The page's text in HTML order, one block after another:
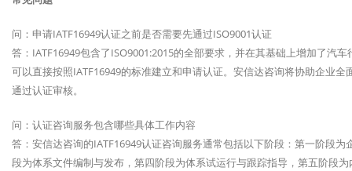
问：申请IATF16949认证之前是否需要先通过ISO9001认证
答：IATF16949包含了ISO9001:2015的全部要求，并在其基础上增加了汽
可以直接按照IATF16949的标准建立和申请认证。安信达咨询将协助企业
通过认证审核。
问：认证咨询服务包含哪些具体工作内容
答：安信达咨询的IATF16949认证咨询服务通常包括以下阶段：第一阶段
段为体系文件编制与发布，第四阶段为体系试运行与跟踪指导，第五阶段